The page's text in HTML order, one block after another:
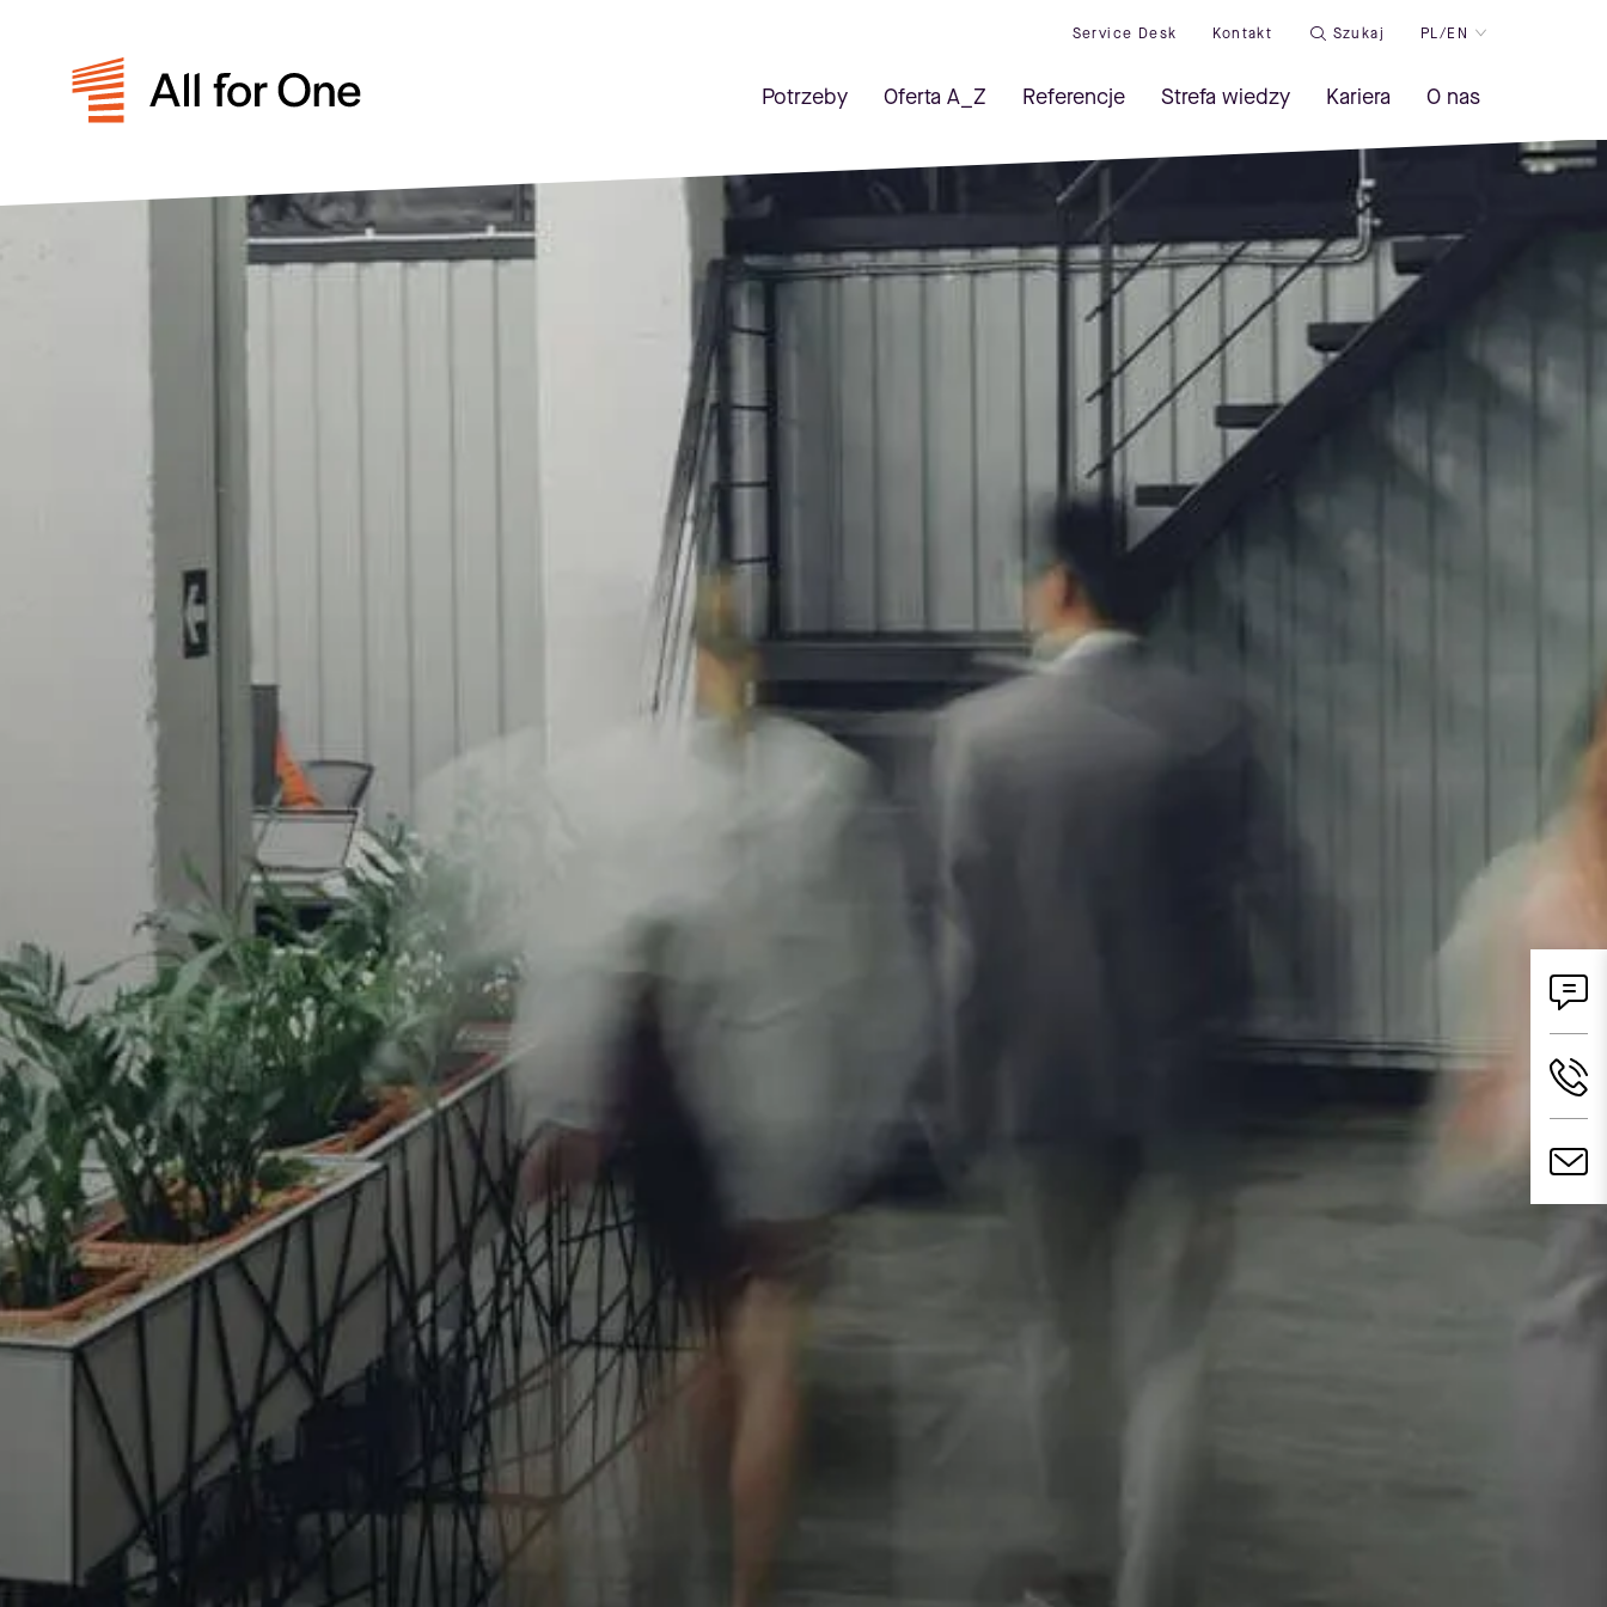
Service Desk Kontakt Szukaj PL/EN
Potrzeby Oferta A_Z Referencje Strefa wiedzy Kariera O nas